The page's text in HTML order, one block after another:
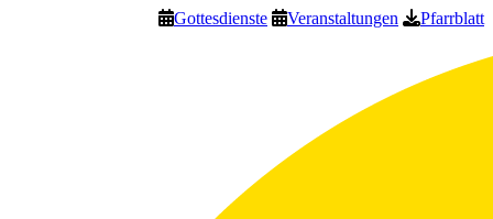
Gottesdienste Veranstaltungen Pfarrblatt